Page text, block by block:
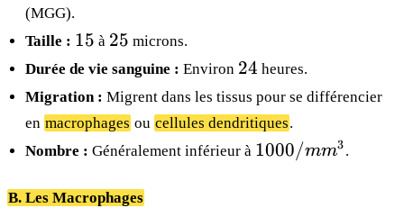
(MGG).
Taille : 15
15 à 25
25 microns.
Durée de vie sanguine : Environ 24
24 heures.
Migration : Migrent dans les tissus pour se différencier
en macrophages ou cellules dendritiques.
Nombre : Généralement inférieur à 1000/mm^3
1000/mm3.
B. Les Macrophages